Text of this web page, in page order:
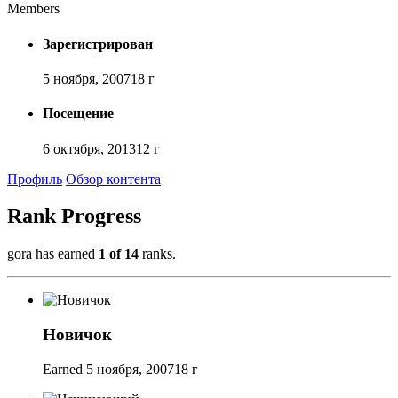
Members
Зарегистрирован
5 ноября, 200718 г
Посещение
6 октября, 201312 г
Профиль Обзор контента
Rank Progress
gora has earned 1 of 14 ranks.
Новичок
Earned 5 ноября, 200718 г